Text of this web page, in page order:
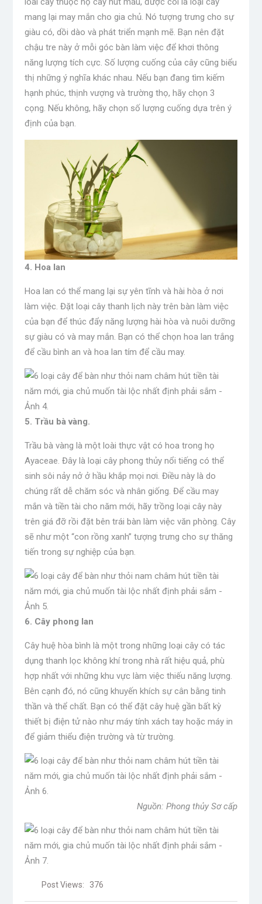
mang lại may mắn cho gia chủ. Nó tượng trưng cho sự
giàu có, dồi dào và phát triển mạnh mẽ. Bạn nên đặt
chậu tre này ở mỗi góc bàn làm việc để khơi thông
năng lượng tích cực. Số lượng cuống của cây cũng biểu
thị những ý nghĩa khác nhau. Nếu bạn đang tìm kiếm
hạnh phúc, thịnh vượng và trường thọ, hãy chọn 3
cọng. Nếu không, hãy chọn số lượng cuống dựa trên ý
định của bạn.
4. Hoa lan
Hoa lan có thể mang lại sự yên tĩnh và hài hòa ở nơi
làm việc. Đặt loại cây thanh lịch này trên bàn làm việc
của bạn để thúc đẩy năng lượng hài hòa và nuôi dưỡng
sự giàu có và may mắn. Bạn có thể chọn hoa lan trắng
để cầu bình an và hoa lan tím để cầu may.
5. Trầu bà vàng.
Trầu bà vàng là một loài thực vật có hoa trong họ
Ayaceae. Đây là loại cây phong thủy nổi tiếng có thể
sinh sôi nảy nở ở hầu khắp mọi nơi. Điều này là do
chúng rất dễ chăm sóc và nhân giống. Để cầu may
mắn và tiền tài cho năm mới, hãy trồng loại cây này
trên giá đỡ rồi đặt bên trái bàn làm việc văn phòng. Cây
sẽ như một “con rồng xanh” tượng trưng cho sự thăng
tiến trong sự nghiệp của bạn.
6. Cây phong lan
Cây huệ hòa bình là một trong những loại cây có tác
dụng thanh lọc không khí trong nhà rất hiệu quả, phù
hợp nhất với những khu vực làm việc thiếu năng lượng.
Bên cạnh đó, nó cũng khuyến khích sự cân bằng tinh
thần và thể chất. Bạn có thể đặt cây huệ gần bất kỳ
thiết bị điện tử nào như máy tính xách tay hoặc máy in
để giảm thiểu điện trường và từ trường.
Nguồn: Phong thủy Sơ cấp
Post Views: 376